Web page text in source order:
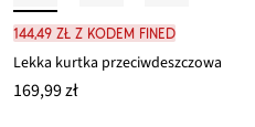
144,49 zł z kodem FINED
Lekka kurtka przeciwdeszczowa
169,99 zł